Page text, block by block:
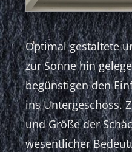
Optimal gestaltete
zur Sonne hin
begünstigen den
ins Untergeschoss.
und Größe der
wesentlicher